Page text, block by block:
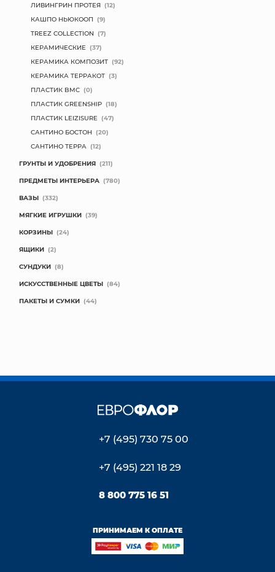
ЛИВИНГРИН ПРОТЕЯ (12)
КАШПО НЬЮКООП (9)
TREEZ COLLECTION (7)
КЕРАМИЧЕСКИЕ (37)
КЕРАМИКА КОМПОЗИТ (92)
КЕРАМИКА ТЕРРАКОТ (3)
ПЛАСТИК BMC (0)
ПЛАСТИК GREENSHIP (18)
ПЛАСТИК LEIZISURE (47)
САНТИНО БОСТОН (20)
САНТИНО ТЕРРА (12)
ГРУНТЫ И УДОБРЕНИЯ (211)
ПРЕДМЕТЫ ИНТЕРЬЕРА (780)
ВАЗЫ (332)
МЯГКИЕ ИГРУШКИ (39)
КОРЗИНЫ (24)
ЯЩИКИ (2)
СУНДУКИ (8)
ИСКУССТВЕННЫЕ ЦВЕТЫ (84)
ПАКЕТЫ И СУМКИ (44)
+7 (495) 730 75 00
+7 (495) 221 18 29
8 800 775 16 51
ПРИНИМАЕМ К ОПЛАТЕ